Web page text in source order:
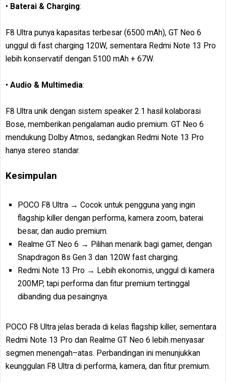
• Baterai & Charging:
F8 Ultra punya kapasitas terbesar (6500 mAh), GT Neo 6
unggul di fast charging 120W, sementara Redmi Note 13 Pro
lebih konservatif dengan 5100 mAh + 67W.
• Audio & Multimedia:
F8 Ultra unik dengan sistem speaker 2.1 hasil kolaborasi
Bose, memberikan pengalaman audio premium. GT Neo 6
mendukung Dolby Atmos, sedangkan Redmi Note 13 Pro
hanya stereo standar.
Kesimpulan
POCO F8 Ultra → Cocok untuk pengguna yang ingin
flagship killer dengan performa, kamera zoom, baterai
besar, dan audio premium.
Realme GT Neo 6 → Pilihan menarik bagi gamer, dengan
Snapdragon 8s Gen 3 dan 120W fast charging.
Redmi Note 13 Pro → Lebih ekonomis, unggul di kamera
200MP, tapi performa dan fitur premium tertinggal
dibanding dua pesaingnya.
POCO F8 Ultra jelas berada di kelas flagship killer, sementara
Redmi Note 13 Pro dan Realme GT Neo 6 lebih menyasar
segmen menengah–atas. Perbandingan ini menunjukkan
keunggulan F8 Ultra di performa, kamera, dan fitur premium.